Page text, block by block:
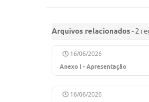
Arquivos relacionados- 2
16/06/2026
Anexo I - Apresentação
16/06/2026